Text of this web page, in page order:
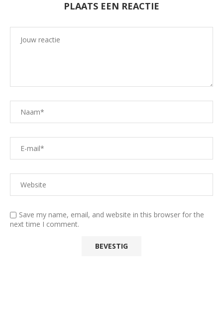
PLAATS EEN REACTIE
Save my name, email, and website in this browser for the
next time I comment.